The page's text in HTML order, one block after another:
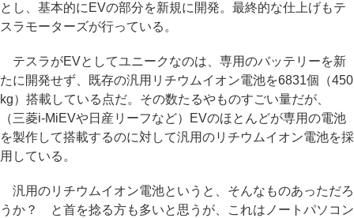
とし、基本的にEVの部分を新規に開発。最終的な仕上げもテ
スラモーターズが行っている。
テスラがEVとしてユニークなのは、専用のバッテリーを新
たに開発せず、既存の汎用リチウムイオン電池を6831個（450
kg）搭載している点だ。その数たるやものすごい量だが、
（三菱i-MiEVや日産リーフなど）EVのほとんどが専用の電池
を製作して搭載するのに対して汎用のリチウムイオン電池を採
用している。
汎用のリチウムイオン電池というと、そんなものあっただろ
うか？ と首を捻る方も多いと思うが、これはノートパソコン